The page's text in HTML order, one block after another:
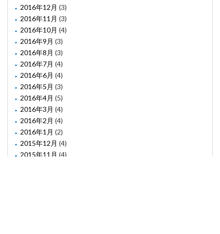
2016年12月 (3)
2016年11月 (3)
2016年10月 (4)
2016年9月 (3)
2016年8月 (3)
2016年7月 (4)
2016年6月 (4)
2016年5月 (3)
2016年4月 (5)
2016年3月 (4)
2016年2月 (4)
2016年1月 (2)
2015年12月 (4)
2015年11月 (4)